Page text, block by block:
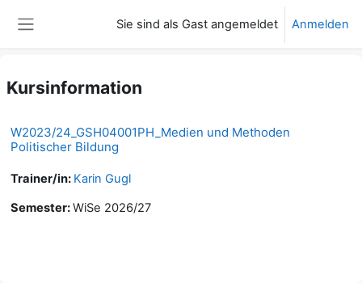
Sie sind als Gast angemeldet Anmelden
Kursinformation
W2023/24_GSH04001PH_Medien und Methoden
Politischer Bildung
Trainer/in: Karin Gugl
Semester:WiSe 2026/27